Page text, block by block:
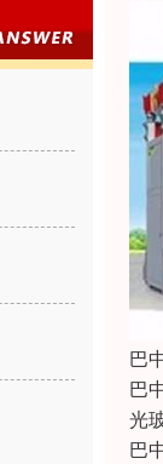
巴
巴
光
巴